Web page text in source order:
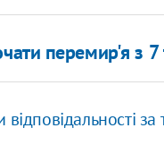
перемир'я з
за